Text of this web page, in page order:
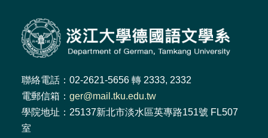
聯絡電話：02-2621-5656 轉 2333, 2332
電郵信箱： ger@mail.tku.edu.tw
學院地址：25137新北市淡水區英專路151號 FL507
室